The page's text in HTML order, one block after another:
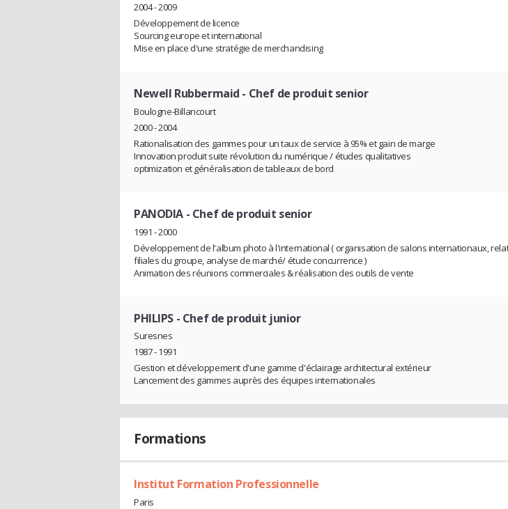
2004 - 2009
Développement de licence
Sourcing europe et international
Mise en place d'une stratégie de merchandising
Newell Rubbermaid - Chef de produit senior
Boulogne-Billancourt
2000 - 2004
Rationalisation des gammes pour un taux de service à 95% et gain de marge
Innovation produit suite révolution du numérique / études qualitatives
optimization et généralisation de tableaux de bord
PANODIA - Chef de produit senior
1991 - 2000
Développement de l'album photo à l'international ( organisation de salons internationaux,
filiales du groupe, analyse de marché/ étude concurrence )
Animation des réunions commerciales & réalisation des outils de vente
PHILIPS - Chef de produit junior
Suresnes
1987 - 1991
Gestion et développement d'une gamme d'éclairage architectural extérieur
Lancement des gammes auprès des équipes internationales
Formations
Institut Formation Professionnelle
Paris